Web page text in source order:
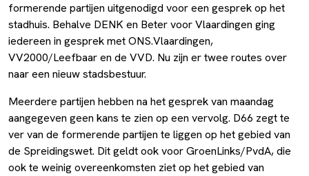
formerende partijen uitgenodigd voor een gesprek op het
stadhuis. Behalve DENK en Beter voor Vlaardingen ging
iedereen in gesprek met ONS.Vlaardingen,
VV2000/Leefbaar en de VVD. Nu zijn er twee routes over
naar een nieuw stadsbestuur.
Meerdere partijen hebben na het gesprek van maandag
aangegeven geen kans te zien op een vervolg. D66 zegt te
ver van de formerende partijen te liggen op het gebied van
de Spreidingswet. Dit geldt ook voor GroenLinks/PvdA, die
ook te weinig overeenkomsten ziet op het gebied van